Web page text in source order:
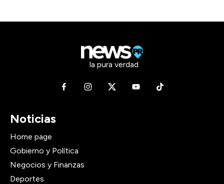
la pura verdad
Noticias
Home page
Gobierno y Política
Negocios y Finanzas
Deportes